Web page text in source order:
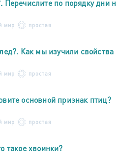
Перечислите по порядку дни
мир простая
Как мы изучили
мир простая
основной признак птиц?
мир простая
такое хвоинки?